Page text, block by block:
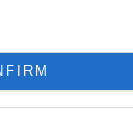
έζησαν